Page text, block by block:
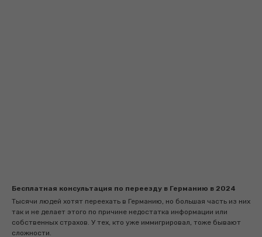
Бесплатная консультация по переезду в Германию в 2024
Тысячи людей хотят переехать в Германию, но большая часть из них
так и не делает этого по причине недостатка информации или
собственных страхов. У тех, кто уже иммигрировал, тоже бывают
сложности.